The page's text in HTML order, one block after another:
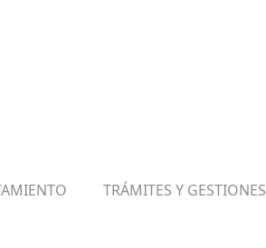
TRÁMITES Y GESTIONES